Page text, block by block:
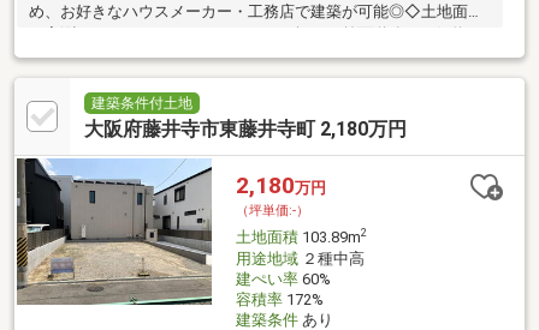
め、お好きなハウスメーカー・工務店で建築が可能◎◇土地面積
４．０ｍの私道で、接道間口は約９．２ｍです。◇用途地域は第
二種中高層住居専用地域。建ぺい率６０％・容積率１６０％で
す。◇現況古家有り。実際の陽当たりや建築ボリュームをご確認
いただけます。◇設備は公営水道・公共下水・都市ガスに対応し
ｍ（徒歩６分）・藤井寺市立藤井寺中学校まで７３０ｍ（徒歩１
０分）・業務スーパー藤井寺駅前店まで６７０ｍ（徒歩９分）
建築条件付土地
大阪府藤井寺市東藤井寺町 2,180万円
2,180万円
（坪単価:-）
土地面積103.89m2
用途地域２種中高
建ぺい率60%
容積率172%
建築条件あり